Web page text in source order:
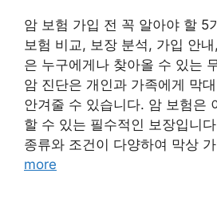
암 보험 가입 전 꼭 알아야 할 5
보험 비교, 보장 분석, 가입 안
은 누구에게나 찾아올 수 있는
암 진단은 개인과 가족에게 막
안겨줄 수 있습니다. 암 보험은
할 수 있는 필수적인 보장입니
종류와 조건이 다양하여 막상
more